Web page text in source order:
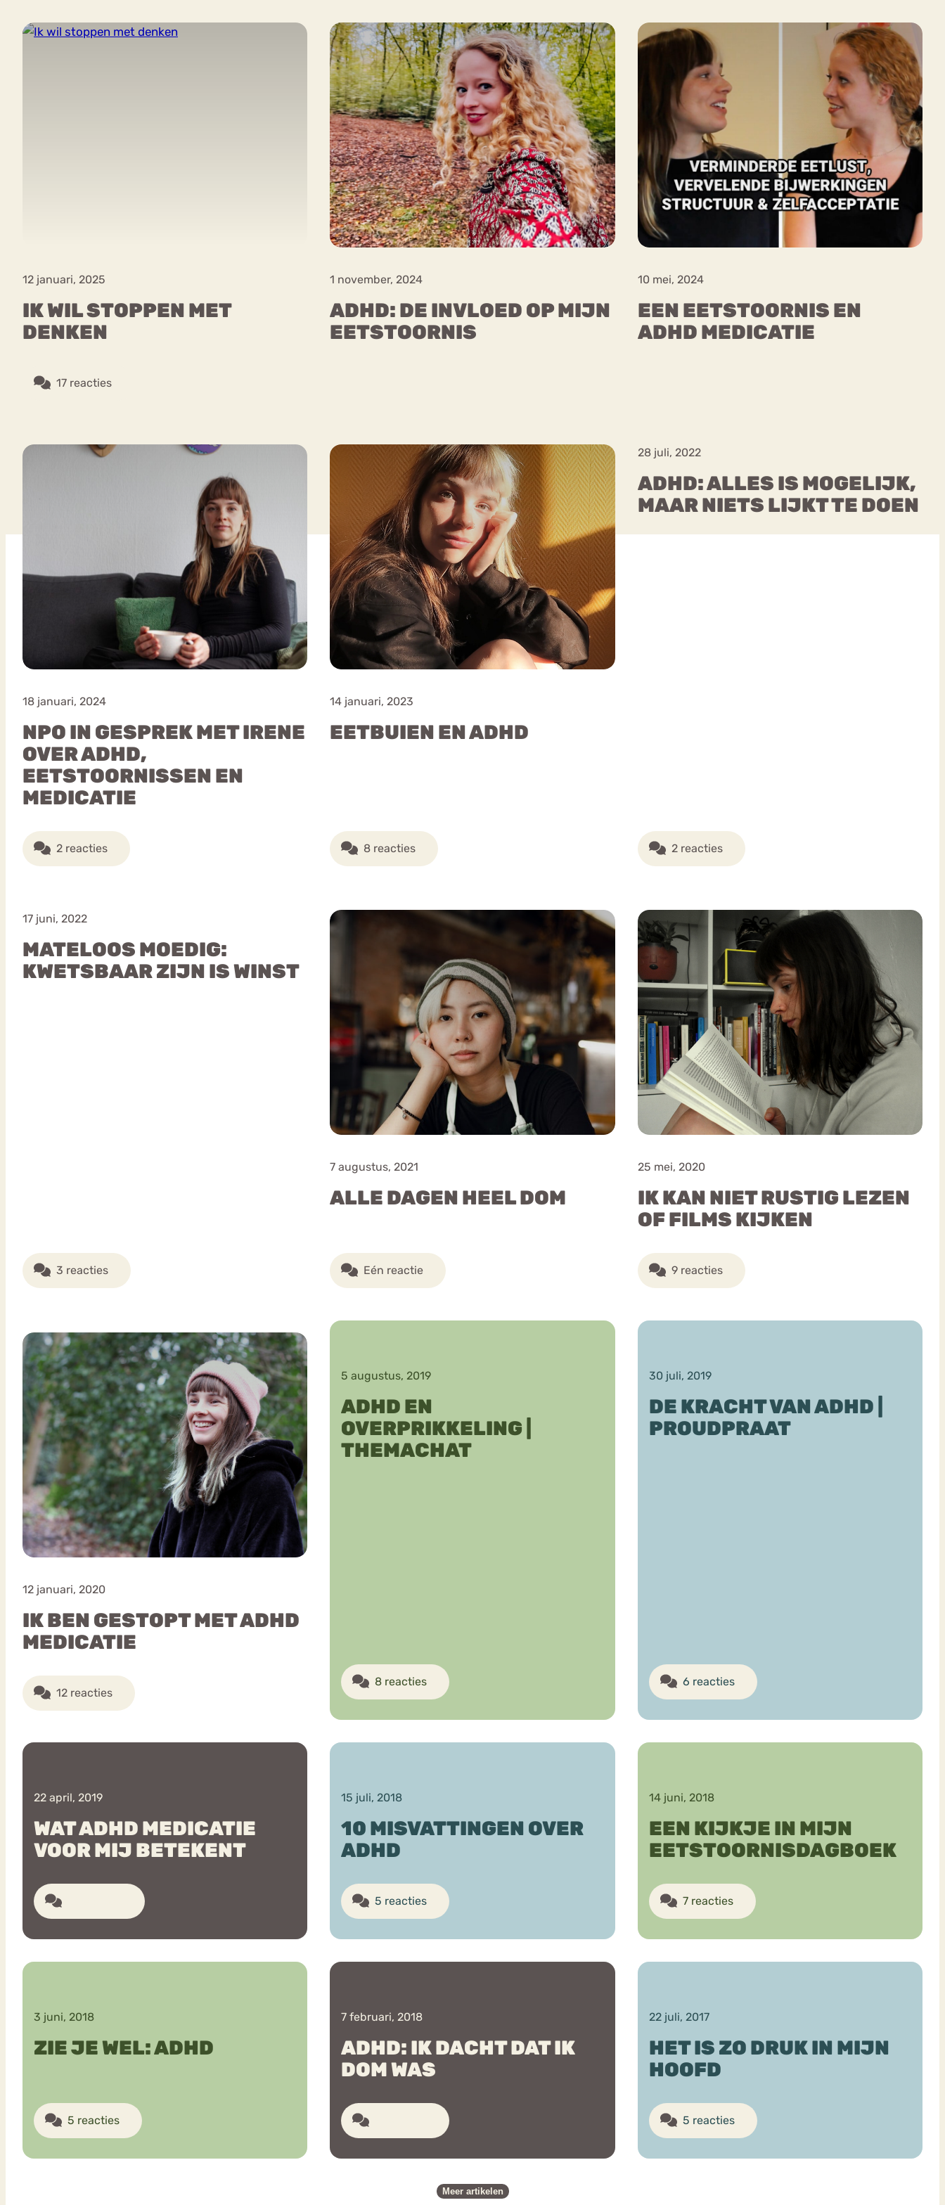
12 januari, 2025
IK WIL STOPPEN MET
DENKEN
17 reacties
1 november, 2024
ADHD: DE INVLOED OP MIJN
EETSTOORNIS
10 mei, 2024
EEN EETSTOORNIS EN
ADHD MEDICATIE
18 januari, 2024
NPO IN GESPREK MET IRENE
OVER ADHD,
EETSTOORNISSEN EN
MEDICATIE
2 reacties
14 januari, 2023
EETBUIEN EN ADHD
8 reacties
28 juli, 2022
ADHD: ALLES IS MOGELIJK,
MAAR NIETS LIJKT TE DOEN
2 reacties
17 juni, 2022
MATELOOS MOEDIG:
KWETSBAAR ZIJN IS WINST
3 reacties
7 augustus, 2021
ALLE DAGEN HEEL DOM
Eén reactie
25 mei, 2020
IK KAN NIET RUSTIG LEZEN
OF FILMS KIJKEN
9 reacties
12 januari, 2020
IK BEN GESTOPT MET ADHD
MEDICATIE
12 reacties
5 augustus, 2019
ADHD EN
OVERPRIKKELING |
THEMACHAT
8 reacties
30 juli, 2019
DE KRACHT VAN ADHD |
PROUDPRAAT
6 reacties
22 april, 2019
WAT ADHD MEDICATIE
VOOR MIJ BETEKENT
15 juli, 2018
10 MISVATTINGEN OVER
ADHD
5 reacties
14 juni, 2018
EEN KIJKJE IN MIJN
EETSTOORNISDAGBOEK
7 reacties
3 juni, 2018
ZIE JE WEL: ADHD
5 reacties
7 februari, 2018
ADHD: IK DACHT DAT IK
DOM WAS
22 juli, 2017
HET IS ZO DRUK IN MIJN
HOOFD
5 reacties
Meer artikelen
Forum
Anorexia Nervosa Eetbuien Piekeren Sport
Trauma